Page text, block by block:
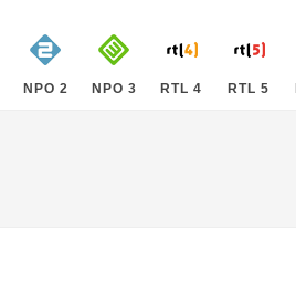
NPO 2 NPO 3 RTL 4 RTL 5